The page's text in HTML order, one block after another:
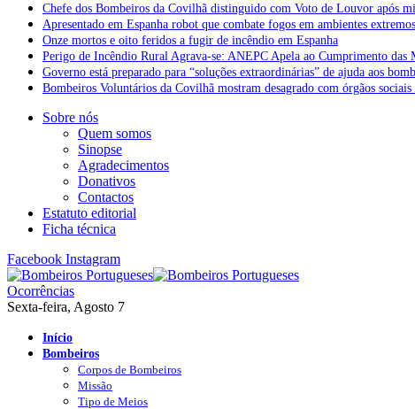
Chefe dos Bombeiros da Covilhã distinguido com Voto de Louvor após
Apresentado em Espanha robot que combate fogos em ambientes extremos
Onze mortos e oito feridos a fugir de incêndio em Espanha
Perigo de Incêndio Rural Agrava-se: ANEPC Apela ao Cumprimento das
Governo está preparado para “soluções extraordinárias” de ajuda aos
Bombeiros Voluntários da Covilhã mostram desagrado com órgãos
Sobre nós
Quem somos
Sinopse
Agradecimentos
Donativos
Contactos
Estatuto editorial
Ficha técnica
Facebook Instagram
Ocorrências
Sexta-feira, Agosto 7
Início
Bombeiros
Corpos de Bombeiros
Missão
Tipo de Meios